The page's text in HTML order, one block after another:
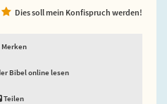
Dies soll mein Konfispruch werden!
Merken
Bibel online lesen
Teilen